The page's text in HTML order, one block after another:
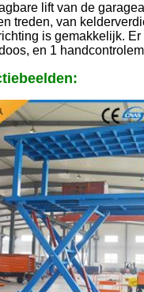
lift van de
treden, van
is gemakkelijk.
en 1